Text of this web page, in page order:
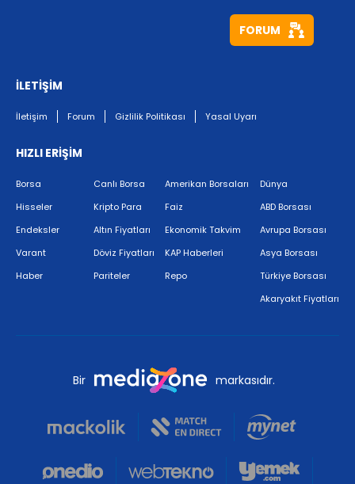
FORUM
İLETİŞİM
İletişim Forum Gizlilik Politikası Yasal Uyarı
HIZLI ERİŞİM
Borsa
Hisseler
Endeksler
Varant
Haber
Canlı Borsa
Kripto Para
Altın Fiyatları
Döviz Fiyatları
Pariteler
Amerikan Borsaları
Faiz
Ekonomik Takvim
KAP Haberleri
Repo
Dünya
ABD Borsası
Avrupa Borsası
Asya Borsası
Türkiye Borsası
Akaryakıt Fiyatları
Bir markasıdır.